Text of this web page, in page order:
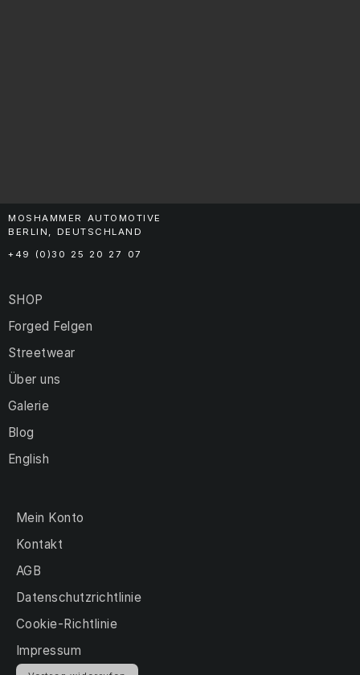
MOSHAMMER AUTOMOTIVE
BERLIN, DEUTSCHLAND
+49 (0)30 25 20 27 07
SHOP
Forged Felgen
Streetwear
Über uns
Galerie
Blog
English
Mein Konto
Kontakt
AGB
Datenschutzrichtlinie
Cookie-Richtlinie
Impressum